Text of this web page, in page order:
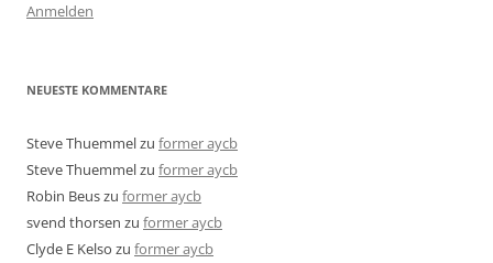
Anmelden
NEUESTE KOMMENTARE
Steve Thuemmelzu former aycb
Steve Thuemmelzu former aycb
Robin Beuszu former aycb
svend thorsen zu former aycb
Clyde E Kelso zu former aycb